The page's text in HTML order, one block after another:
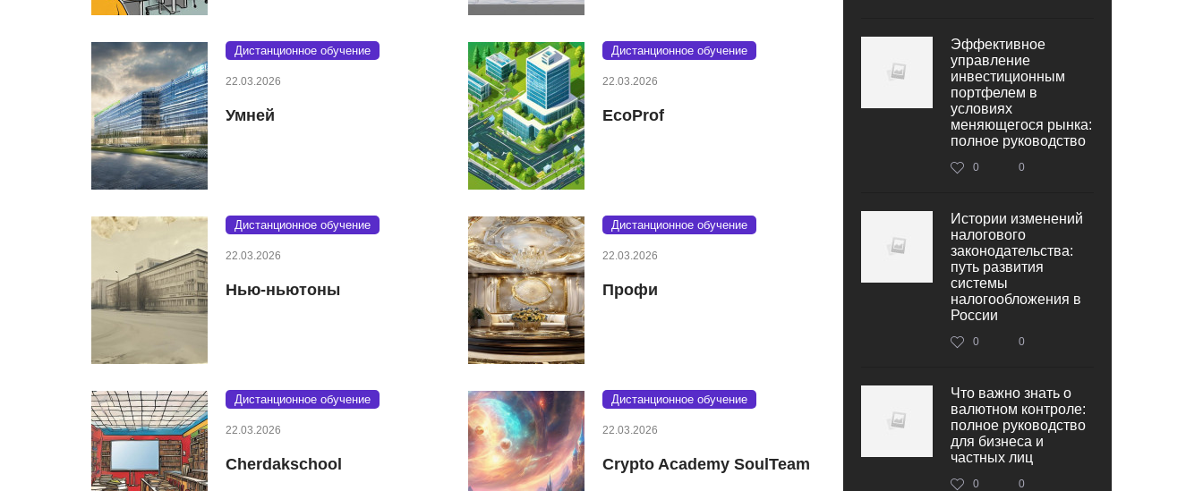
Дистанционное обучение
22.03.2026
Умней
Дистанционное обучение
22.03.2026
EcoProf
Дистанционное обучение
22.03.2026
Нью-ньютоны
Дистанционное обучение
22.03.2026
Профи
Дистанционное обучение
22.03.2026
Cherdakschool
Дистанционное обучение
22.03.2026
Crypto Academy SoulTeam
Эффективное
управление
инвестиционным
портфелем в
условиях
меняющегося рынка:
полное руководство
0 0
Истории изменений
налогового
законодательства:
путь развития
системы
налогообложения в
России
0 0
Что важно знать о
валютном контроле:
полное руководство
для бизнеса и
частных лиц
0 0